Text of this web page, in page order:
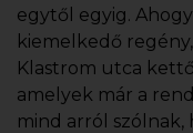
egytől egyig.
kiemelkedő
Klastrom utca
amelyek már a
mind arról